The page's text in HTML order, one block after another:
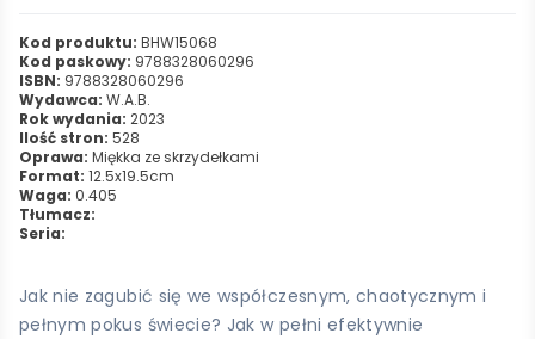
Kod produktu: BHW15068
Kod paskowy: 9788328060296
ISBN: 9788328060296
Wydawca: W.A.B.
Rok wydania: 2023
Ilość stron: 528
Oprawa: Miękka ze skrzydełkami
Format: 12.5x19.5cm
Waga: 0.405
Tłumacz:
Seria:
Jak nie zagubić się we współczesnym, chaotycznym i
pełnym pokus świecie? Jak w pełni efektywnie